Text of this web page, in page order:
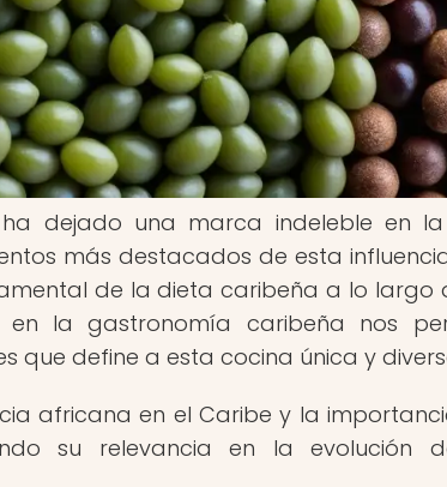
dejado una marca indeleble en
más destacados de esta
de la dieta caribeña a lo largo
la gastronomía caribeña nos
que define a esta cocina única y
africana en el Caribe y la
su relevancia en la evolución